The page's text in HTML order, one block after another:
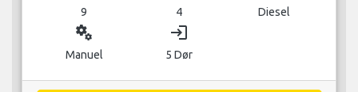
9 4 Diesel
miscellaneous_services
Manuel
login
5 Dør